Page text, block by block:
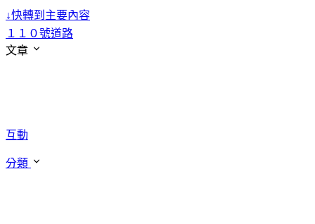
↓快轉到主要內容
１１０號道路
文章
互動
分類